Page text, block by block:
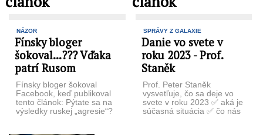
NÁZOR
Fínsky bloger
šokoval...??? Vďaka
patrí Rusom
Fínsky bloger šokoval
Facebook, keď publikoval
tento článok: Pýtate sa na
výsledky ruskej „agresie“?
SPRÁVY Z GALAXIE
Danie vo svete v
roku 2023 - Prof.
Staněk
Prof. Peter Staněk
vysvetľuje, čo sa deje vo
svete v roku 2023 ✅ aká je
súčasná situácia ✅ čo nás